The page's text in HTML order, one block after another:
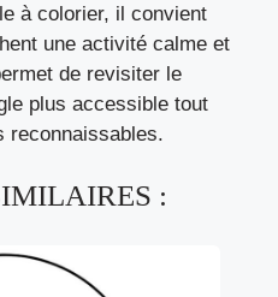
à colorier, il convient
une activité calme et
de revisiter le
plus accessible tout
reconnaissables.
: